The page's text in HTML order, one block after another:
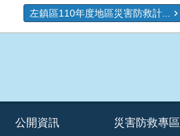
左鎮區110年度地區災害防救計...
公開資訊 災害防救專區